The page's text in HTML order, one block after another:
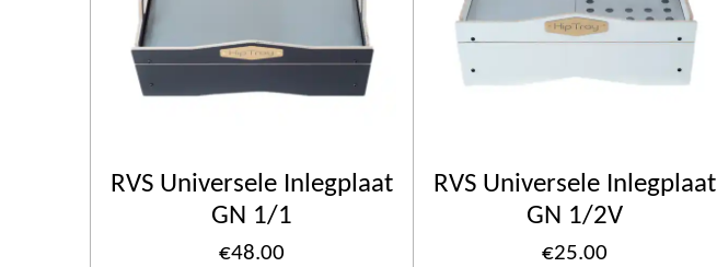
RVS Universele Inlegplaat
GN 1/1
€48.00
RVS Universele Inlegplaat
GN 1/2V
€25.00